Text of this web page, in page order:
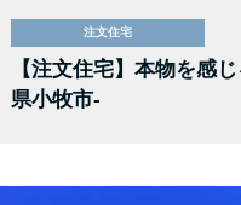
注文住宅
【注文住宅】本物を感
県小牧市-